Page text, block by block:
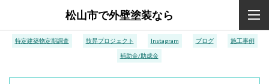
松山市で外壁塗装なら
特定建築物定期調査 技昇プロジェクト Instagram ブログ 施工事例
補助金/助成金